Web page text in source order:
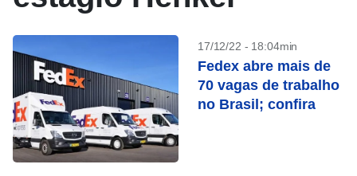
17/12/22 - 18:04min
Fedex abre mais de
70 vagas de trabalho
no Brasil; confira